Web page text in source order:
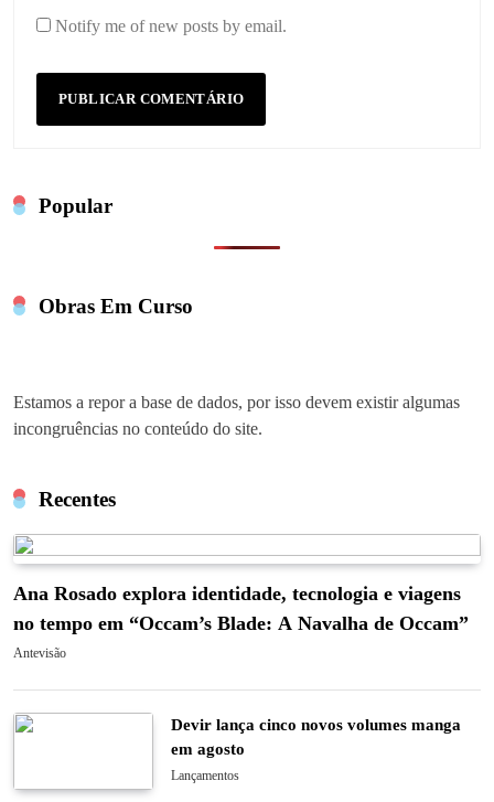
Notify me of new posts by email.
Popular
Obras Em Curso
Estamos a repor a base de dados, por isso devem existir algumas
incongruências no conteúdo do site.
Recentes
Ana Rosado explora identidade, tecnologia e viagens
no tempo em “Occam’s Blade: A Navalha de Occam”
Antevisão
Devir lança cinco novos volumes manga
em agosto
Lançamentos